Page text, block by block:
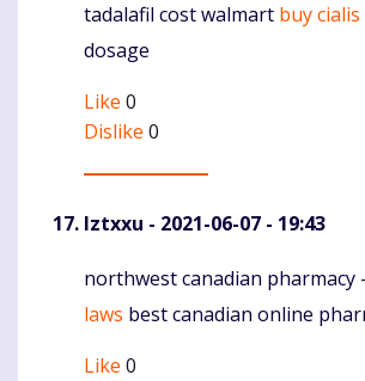
Komentaras
tadalafil cost walmart buy cialis
dosage
Like 0
Dislike 0
Iztxxu - 2021-06-07 - 19:43
Komentaras
northwest canadian pharmacy -
laws best canadian online
Like 0